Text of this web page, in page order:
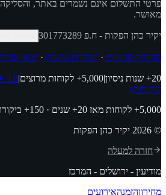
פרטי התשלום אינם נשמרים באתר,
מאושר.
יקיר כהן הפקות - ח.פ 301773289
מדיניות פרטיות · הצהרת נגישות · תנאי
20+ שנות ניסיון|
5,000+ לקוחות מרוצים|
4.9
ביקורות)
5,000+ לקוחות מאז 20+ שנים · 150+ ביקורות מאומתות ב-Google
©
2026 יקיר כהן הפקות
חזרה למעלה
מודיעין - ירושלים - המרכז
מחירוןהזמנהאירועים